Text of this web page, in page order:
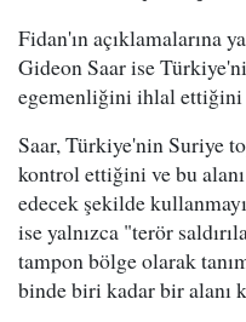
Fidan'ın açıklamalarına
Gideon Saar ise
egemenliğini ihlal ettiğini
Saar, Türkiye'nin Suriye
kontrol ettiğini ve bu
edecek şekilde
ise yalnızca "terör
tampon bölge olarak
binde biri kadar bir alanı